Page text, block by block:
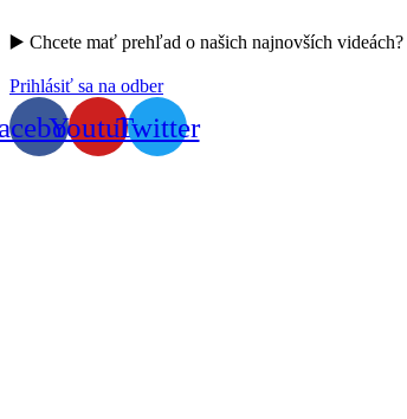
▶️ Chcete mať prehľad o našich najnovších videách?
Prihlásiť sa na odber
YoutubeTwitter